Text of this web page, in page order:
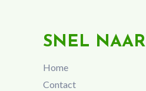
SNEL NAAR
Home
Contact